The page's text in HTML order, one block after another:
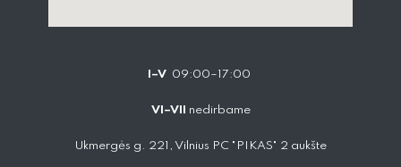
I–V 09:00–17:00
VI–VII nedirbame
Ukmergės g. 221, Vilnius PC "PIKAS" 2 aukšte